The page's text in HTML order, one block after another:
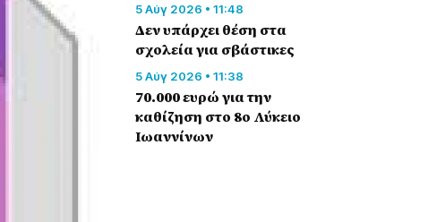
5 Αύγ 2026 • 11:48
Δεν υπάρχει θέση στα
σχολεία για σβάστικες
5 Αύγ 2026 • 11:38
70.000 ευρώ για την
καθίζηση στο 8ο Λύκειο
Ιωαννίνων